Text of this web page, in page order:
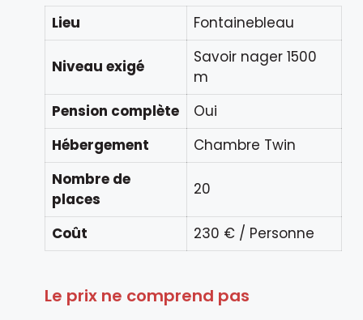
Lieu Fontainebleau
Niveau exigé
Savoir nager 1500
m
Pension complète
Oui
Hébergement
Chambre Twin
Nombre de
places
20
Coût 230 € / Personne
Le prix ne comprend pas